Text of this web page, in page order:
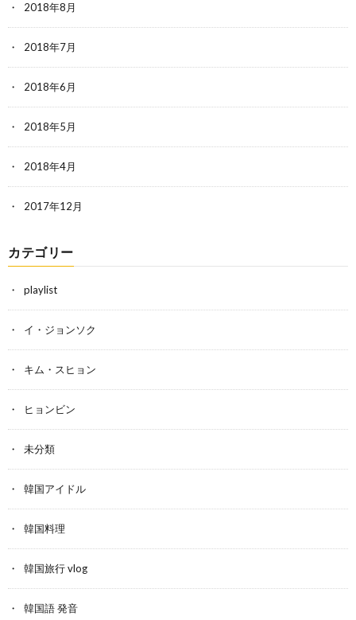
2018年8月
2018年7月
2018年6月
2018年5月
2018年4月
2017年12月
カテゴリー
playlist
イ・ジョンソク
キム・スヒョン
ヒョンビン
未分類
韓国アイドル
韓国料理
韓国旅行 vlog
韓国語 発音